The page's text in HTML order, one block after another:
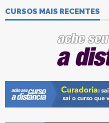
CURSOS MAIS RECENTES